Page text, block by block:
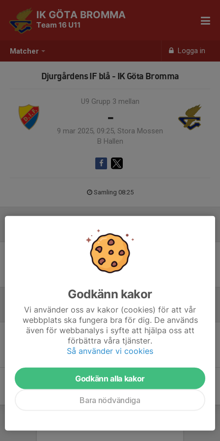
Matcher Logga in
IK GÖTA BROMMA
Team 16 U11
Djurgårdens IF blå - IK Göta Bromma
U9 Grupp 3 mellan
-
9 mar 2025, 09:25, Stora Mossen
B Hallen
Samling 08:25
Ingen uppställning ifylld
Referat
Inget referat skrivet
Godkänn kakor
Vi använder oss av kakor (cookies) för att vår
webbplats ska fungera bra för dig. De används
även för webbanalys i syfte att hjälpa oss att
förbättra våra tjänster.
Så använder vi cookies
Godkänn alla kakor
Bara nödvändiga